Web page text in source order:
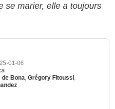
se marier, elle a toujours
01-06
de Bona Grégory Fitoussi